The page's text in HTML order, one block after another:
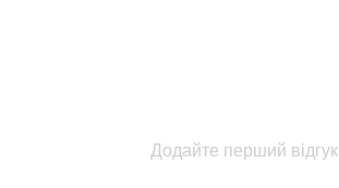
Додайте перший відгук